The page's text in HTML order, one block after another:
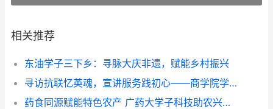
相关推荐
东油学子三下乡：寻脉大庆非遗，赋能乡村振兴
寻访抗联忆英魂，宣讲服务践初心——商学院学生团队三下乡纪实
药食同源赋能特色农产 广药大学子科技助农兴乡——广东药科大学中药学院“紫酝兴乡”突击队赴云浮市天堂镇开展暑期三下乡实践